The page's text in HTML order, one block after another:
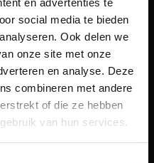
social media te bieden
Ook delen we
onze site met onze
en analyse. Deze
combineren met andere
of die ze hebben
van hun services.
zoeken wij naar
spreiden van
heen. Ook zet
en zorgvuldig
en op
De manier